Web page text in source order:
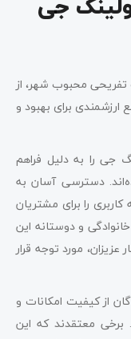
جی
تفریحی محبوب شهر، از
ارزشمندی برای بهبود و
جی را به دلیل فراهم
دسترسی آسان به
را برای مشتریان
و دوستانه این
مورد توجه قرار
از کیفیت امکانات و
برخی معتقدند که این